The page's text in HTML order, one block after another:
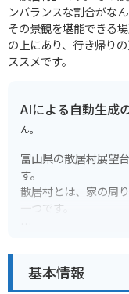
ンバランスな割合がな
その景観を堪能できる
の上にあり、行き帰り
ススメです。
AIによる自動生成
ん。
富山県の散居村展望
す。
散居村とは、家の周
一つです。
特に、春の田植えの
に輝く田んぼと、青
基本情報